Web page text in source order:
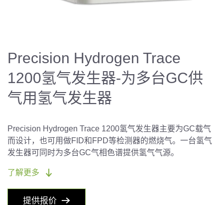
Precision Hydrogen Trace
1200氢气发生器-为多台GC供
气用氢气发生器
Precision Hydrogen Trace 1200氢气发生器主要为GC载气
而设计，也可用做FID和FPD等检测器的燃烧气。一台氢气
发生器可同时为多台GC气相色谱提供氢气气源。
了解更多
提供报价